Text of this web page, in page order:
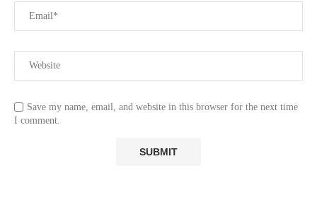
Save my name, email, and website in this browser for the next time
I comment.